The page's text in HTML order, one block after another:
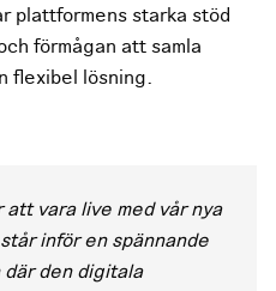
plattformens starka stöd
förmågan att samla
flexibel lösning.
vara live med vår nya
inför en spännande
den digitala